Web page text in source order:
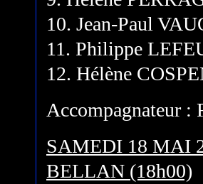
10. Jean-Paul
11. Philippe
12. Hélène
Accompagnateur
SAMEDI 18 MAI
BELLAN (18h00)